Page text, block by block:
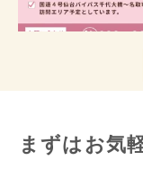
まずはお気